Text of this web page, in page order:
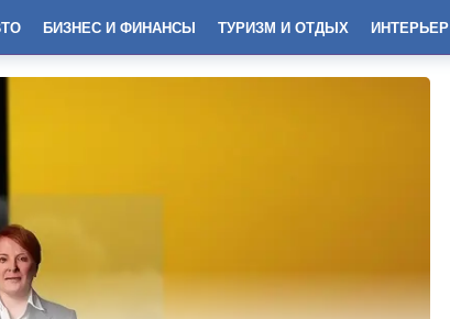
БИЗНЕС И ФИНАНСЫ ТУРИЗМ И ОТДЫХ ИНТЕРЬЕР